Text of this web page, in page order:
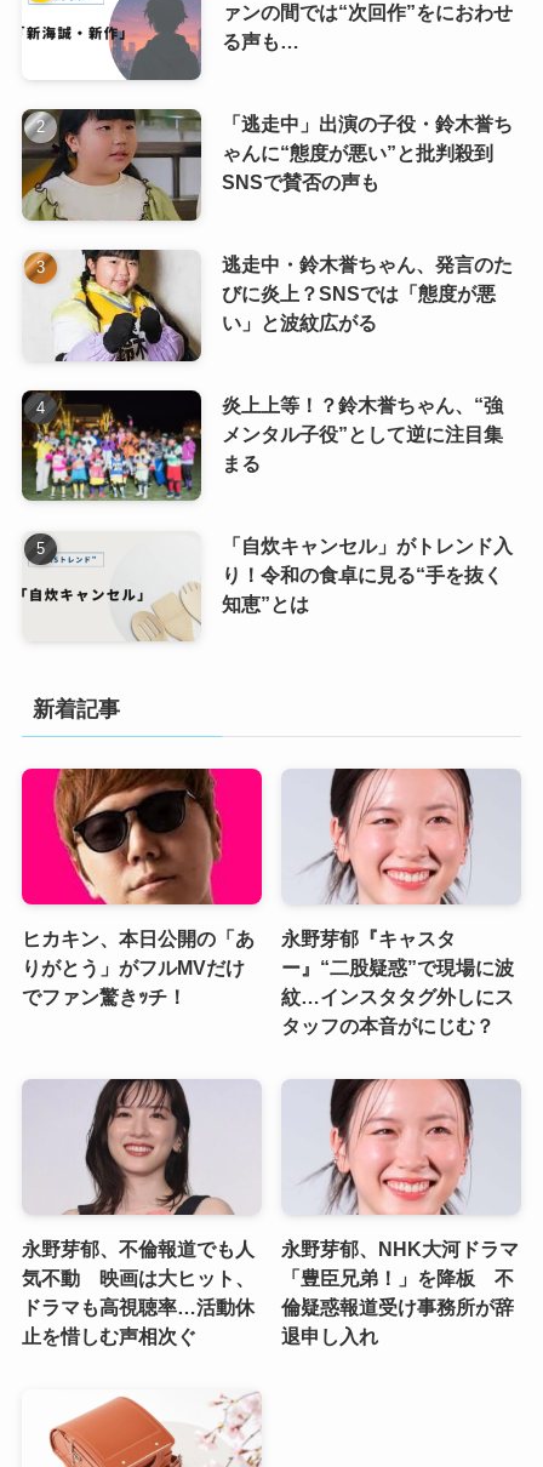
ァンの間では“次回作”をにおわせ
る声も…
「逃走中」出演の子役・鈴木誉ち
ゃんに“態度が悪い”と批判殺到
SNSで賛否の声も
逃走中・鈴木誉ちゃん、発言のた
びに炎上？SNSでは「態度が悪
い」と波紋広がる
炎上上等！？鈴木誉ちゃん、“強
メンタル子役”として逆に注目集
まる
「自炊キャンセル」がトレンド入
り！令和の食卓に見る“手を抜く
知恵”とは
新着記事
ヒカキン、本日公開の「あ
りがとう」がフルMVだけ
でファン驚きｯチ！
永野芽郁『キャスタ
ー』“二股疑惑”で現場に波
紋…インスタタグ外しにス
タッフの本音がにじむ？
永野芽郁、不倫報道でも人
気不動 映画は大ヒット、
ドラマも高視聴率…活動休
止を惜しむ声相次ぐ
永野芽郁、NHK大河ドラマ
「豊臣兄弟！」を降板 不
倫疑惑報道受け事務所が辞
退申し入れ